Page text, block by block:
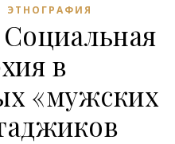
ЭТНОГРАФИЯ
в
«мужских